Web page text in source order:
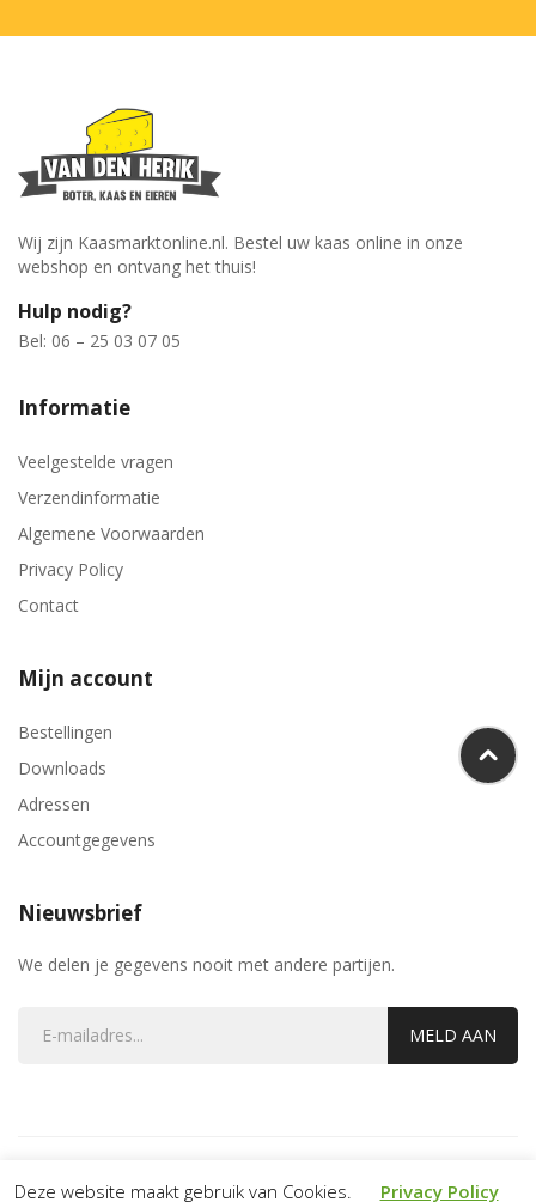
Wij zijn Kaasmarktonline.nl. Bestel uw kaas online in onze
webshop en ontvang het thuis!
Hulp nodig?
Bel: 06 – 25 03 07 05
Informatie
Veelgestelde vragen
Verzendinformatie
Algemene Voorwaarden
Privacy Policy
Contact
Mijn account
Bestellingen
Downloads
Adressen
Accountgegevens
Nieuwsbrief
We delen je gegevens nooit met andere partijen.
MELD AAN
Deze website maakt gebruik van Cookies. Privacy Policy